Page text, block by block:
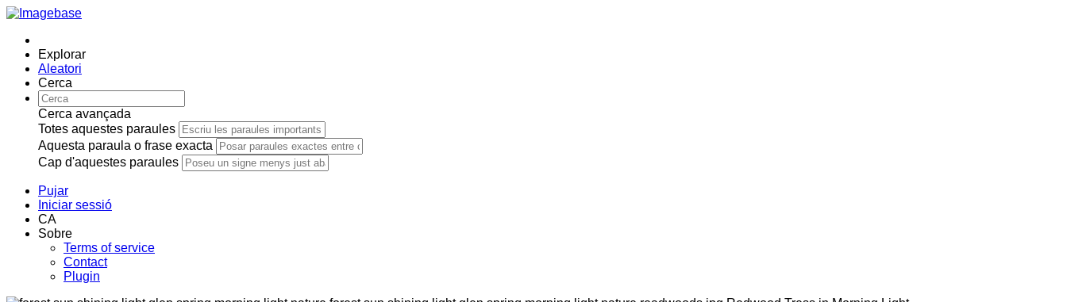
Explorar
Aleatori
Cerca
Cerca avançada
Totes aquestes paraules
Aquesta paraula o frase exacta
Cap d'aquestes paraules
Pujar
Iniciar sessió
CA
Sobre
Terms of service
Contact
Plugin